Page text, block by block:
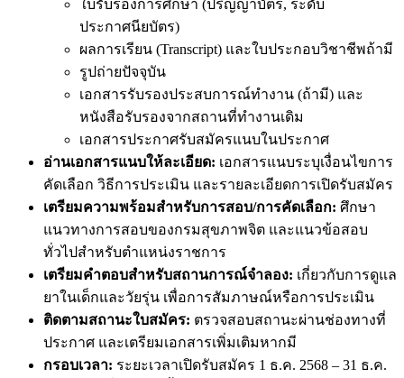
ใบรับรองการศึกษา (ปริญญาบัตร, ระดับ
ประกาศนียบัตร)
ผลการเรียน (Transcript) และใบประกอบวิชาชีพถ้ามี
รูปถ่ายปัจจุบัน
เอกสารรับรองประสบการณ์ทำงาน (ถ้ามี) และ
หนังสือรับรองจากสถานที่ทำงานเดิม
เอกสารประกาศรับสมัครแนบในประกาศ
อ่านเอกสารแนบให้ละเอียด: เอกสารแนบระบุเงื่อนไขการ
คัดเลือก วิธีการประเมิน และรายละเอียดการเปิดรับสมัคร
เตรียมความพร้อมสำหรับการสอบ/การคัดเลือก: ศึกษา
แนวทางการสอบของกรมสุขภาพจิต และแนวข้อสอบ
ทั่วไปสำหรับตำแหน่งราชการ
เตรียมคำตอบสำหรับสถานการณ์จำลอง: เกี่ยวกับการดูแล
ยาในเด็กและวัยรุ่น เพื่อการสัมภาษณ์หรือการประเมิน
ติดตามสถานะใบสมัคร: ตรวจสอบสถานะผ่านช่องทางที่
ประกาศ และเตรียมเอกสารเพิ่มเติมหากมี
กรอบเวลา: ระยะเวลาเปิดรับสมัคร 1 ธ.ค. 2568 – 31 ธ.ค.